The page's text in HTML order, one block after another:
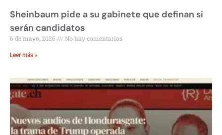
Sheinbaum pide a su gabinete que definan si
serán candidatos
6 de mayo, 2026 No hay comentarios
Leer más »